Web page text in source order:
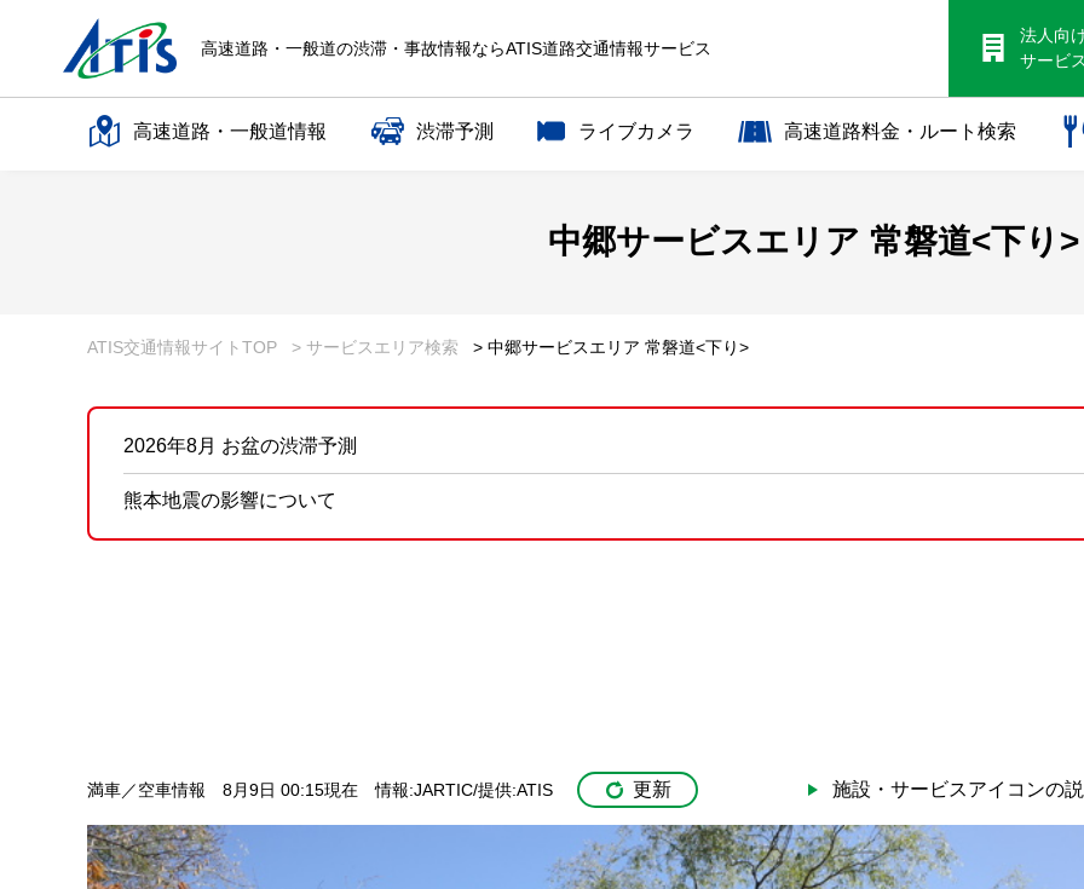
高速道路・一般道の渋滞・事故情報ならATIS道路交通情報サービス
法人向
サービ
高速道路・一般道情報 渋滞予測 ライブカメラ 高速道路料金・ルート検索
中郷サービスエリア 常磐道<下り>
ATIS交通情報サイトTOP > サービスエリア検索 > 中郷サービスエリア 常磐道<下り>
2026年8月 お盆の渋滞予測
熊本地震の影響について
満車／空車情報 8月9日 00:15現在 情報:JARTIC/提供:ATIS 更新 施設・サービスアイコンの